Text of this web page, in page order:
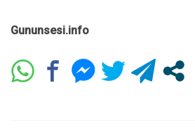
Gununsesi.info